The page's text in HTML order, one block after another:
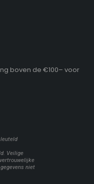
boven de €100– voor
Veilige
niet